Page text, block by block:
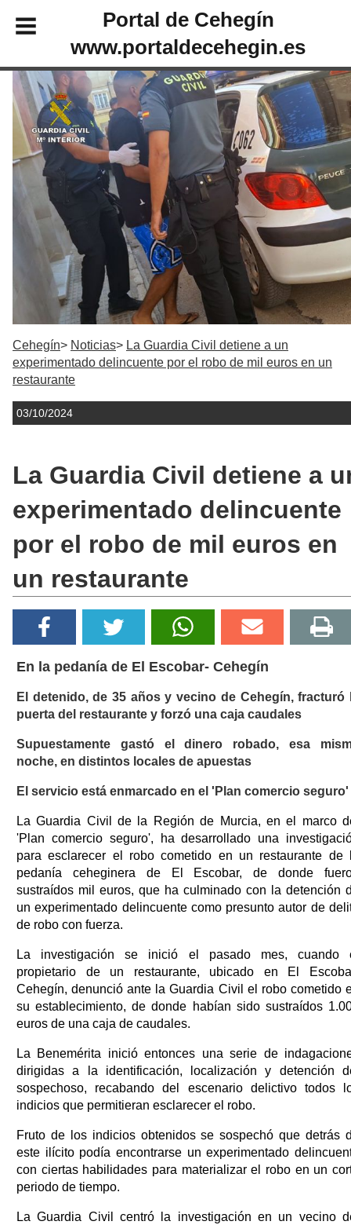
Portal de Cehegín
www.portaldecehegin.es
Cehegín Noticias
La Guardia Civil detiene a un
experimentado delincuente por el robo de mil euros en un
restaurante
03/10/2024
La Guardia Civil detiene a
experimentado delincuente
por el robo de mil euros en
un restaurante
En la pedanía de El Escobar- Cehegín
El detenido, de 35 años y vecino de Cehegín, fracturó
puerta del restaurante y forzó una caja caudales
Supuestamente gastó el dinero robado, esa
noche, en distintos locales de apuestas
El servicio está enmarcado en el 'Plan comercio seguro'
La Guardia Civil de la Región de Murcia, en el marco
'Plan comercio seguro', ha desarrollado una
para esclarecer el robo cometido en un restaurante de
pedanía ceheginera de El Escobar, de donde
sustraídos mil euros, que ha culminado con la detención
un experimentado delincuente como presunto autor de
de robo con fuerza.
La investigación se inició el pasado mes, cuando
propietario de un restaurante, ubicado en El
Cehegín, denunció ante la Guardia Civil el robo cometido
su establecimiento, de donde habían sido sustraídos
euros de una caja de caudales.
La Benemérita inició entonces una serie de
dirigidas a la identificación, localización y detención
sospechoso, recabando del escenario delictivo todos
indicios que permitieran esclarecer el robo.
Fruto de los indicios obtenidos se sospechó que detrás
este ilícito podía encontrarse un experimentado
con ciertas habilidades para materializar el robo en un
periodo de tiempo.
La Guardia Civil centró la investigación en un vecino